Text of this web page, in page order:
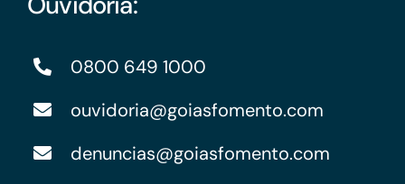
0800 649 1000
ouvidoria@goiasfomento.com
denuncias@goiasfomento.com